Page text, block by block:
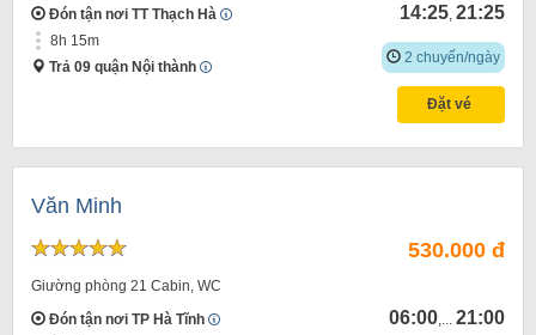
Đón tận nơi TT Thạch Hà
8h 15m
Trả 09 quận Nội thành
14:25 21:25
2 chuyến/ngày
Đặt vé
Văn Minh
Giường phòng 21 Cabin, WC
Đón tận nơi TP Hà Tĩnh
530.000 đ
06:00 21:00